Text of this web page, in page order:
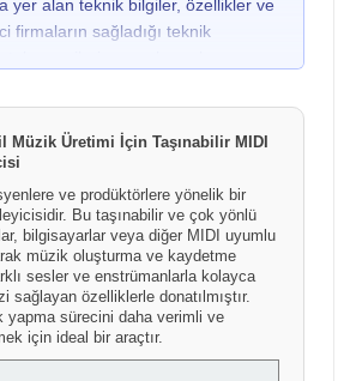
ederseniz ya da gitar, keman,
sahip ürünlerde dış
bile darbe kaynaklı iç hasar
teslimat öncesinde kargo
Tespit Tutanağı" tutturulması yasal
işlem sayesinde taşıma kaynaklı
nezdinde tazmin süreci
teslim alınan gönderilerde
oluştuğu ispatlanamadığı
bildirimler kabul
yer alan teknik bilgiler, özellikler ve
firmaların sağladığı teknik
şekli, kurulum ortamı, elektrik
diğer ekipmanlar ve çevresel
farklılık gösterebilir. Üretici
önceden bildirim
yapma hakkını saklı tutabilir.
birlikte sunulan aksesuarlar
politikalarına bağlı olarak ülke,
farklılık gösterebilir. Ürün
görseller temsilî amaçlı olabilir
içeriği veya renk tonları
gösterebilir.
Müzik Üretimi İçin Taşınabilir MIDI
ve prodüktörlere yönelik bir
Bu taşınabilir ve çok yönlü
bilgisayarlar veya diğer MIDI uyumlu
müzik oluşturma ve kaydetme
sesler ve enstrümanlarla kolayca
sağlayan özelliklerle donatılmıştır.
yapma sürecini daha verimli ve
için ideal bir araçtır.